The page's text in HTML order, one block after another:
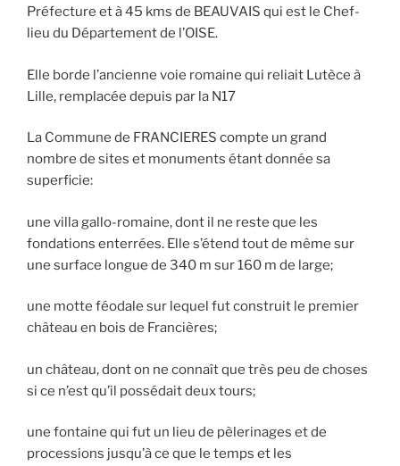
Préfecture et à 45 kms de BEAUVAIS qui est le Chef-
lieu du Département de l’OISE.
Elle borde l’ancienne voie romaine qui reliait Lutèce à
Lille, remplacée depuis par la N17
La Commune de FRANCIERES compte un grand
nombre de sites et monuments étant donnée sa
superficie:
une villa gallo-romaine, dont il ne reste que les
fondations enterrées. Elle s’étend tout de même sur
une surface longue de 340 m sur 160 m de large;
une motte féodale sur lequel fut construit le premier
château en bois de Francières;
un château, dont on ne connaît que très peu de choses
si ce n’est qu’il possédait deux tours;
une fontaine qui fut un lieu de pèlerinages et de
processions jusqu’à ce que le temps et les